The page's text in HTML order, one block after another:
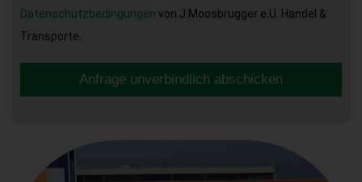
Datenschutzbedingungen von J.Moosbrugger e.U. Handel &
Transporte.
Anfrage unverbindlich abschicken